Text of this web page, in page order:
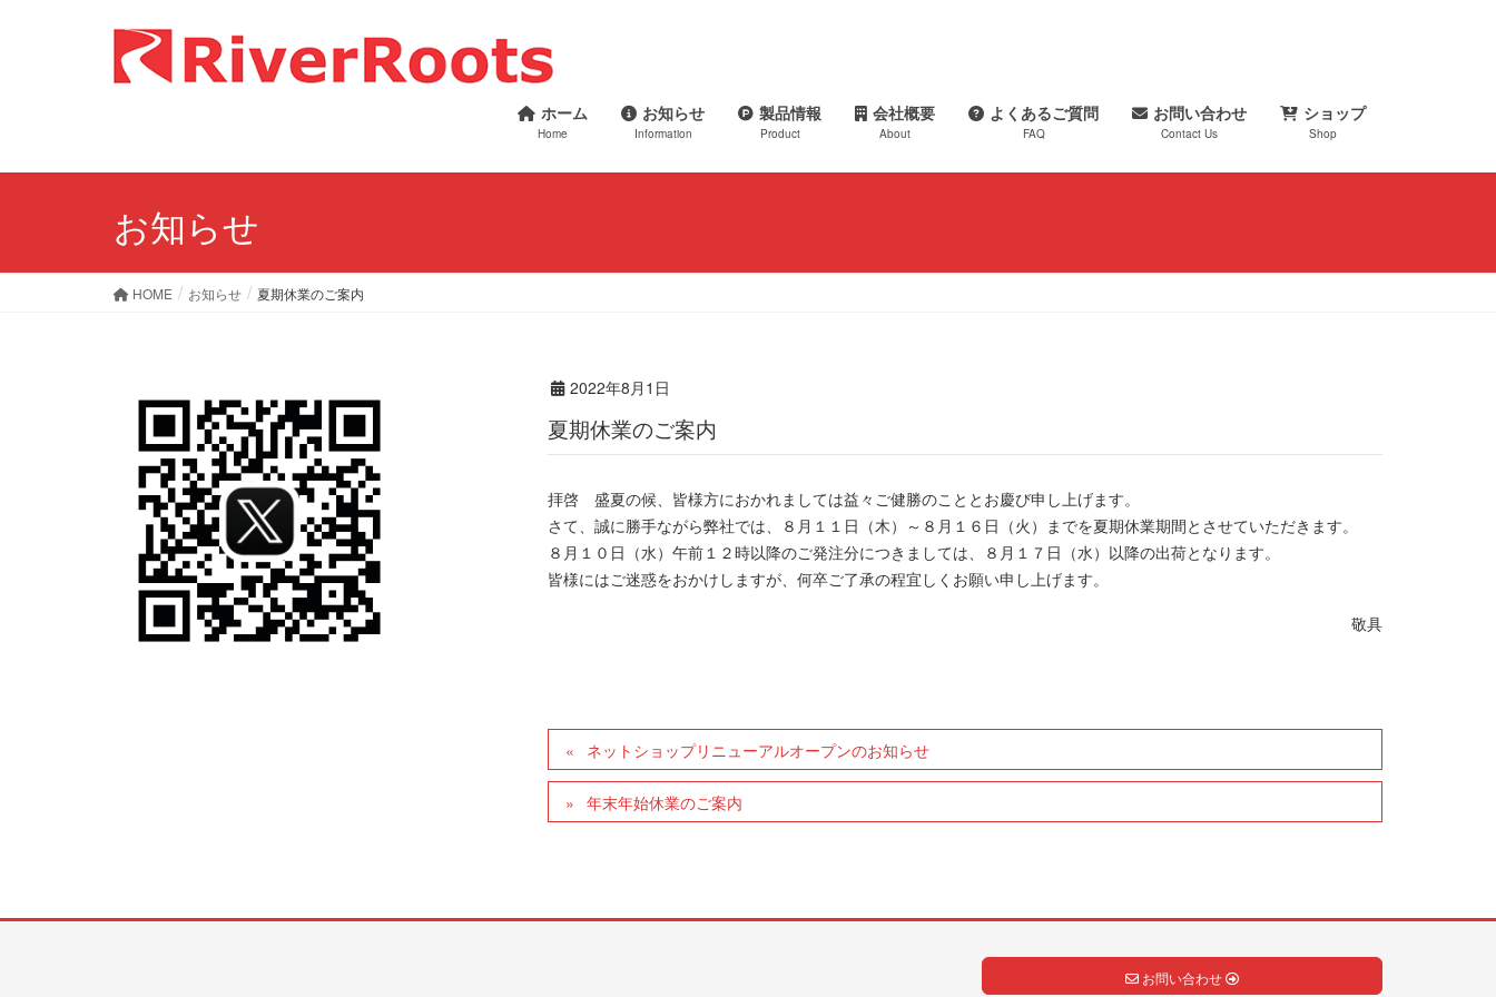
ホーム
Home
お知らせ
Information
製品情報
Product
会社概要
About
よくあるご質問
FAQ
お問い合わせ
Contact Us
ショップ
Shop
お知らせ
HOME お知らせ 夏期休業のご案内
2022年8月1日
夏期休業のご案内
拝啓 盛夏の候、皆様方におかれましては益々ご健勝のこととお慶び申し上げます。
さて、誠に勝手ながら弊社では、８月１１日（木）～８月１６日（火）までを夏期休業期間とさせていただきます。
８月１０日（水）午前１２時以降のご発注分につきましては、８月１７日（水）以降の出荷となります。
皆様にはご迷惑をおかけしますが、何卒ご了承の程宜しくお願い申し上げます。
敬具
ネットショップリニューアルオープンのお知らせ
年末年始休業のご案内
お問い合わせ